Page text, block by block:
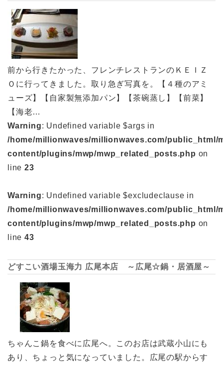
前から行きたかった、フレンチレストランのＫＥＩＺ
Ｏに行ってきました。取り急ぎ写真を。【４種のアミ
ューズ】【自家製無添加パン】【茶碗蒸し】【前菜】
【海老…
Warning: Undefined variable $args in
/home/millionwaves/millionwaves.com/public_html/
content/plugins/mwp/mwp_related_posts.php on
line 23
Warning: Undefined variable $excludeclause in
/home/millionwaves/millionwaves.com/public_html/
content/plugins/mwp/mwp_related_posts.php on
line 43
どすこい酒場玉海力 広尾本店 ～広尾☆鍋・居酒屋～
ちゃんこ鍋を食べに広尾へ。このお店は武蔵小山にも
あり、ちょっと気になっていました。広尾の駅からす